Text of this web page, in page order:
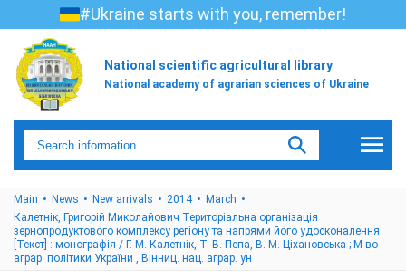
#Ukraine starts with you, remember!
National scientific agricultural library
National academy of agrarian sciences of Ukraine
Main News New arrivals 2014
March
Калетнік, Григорій Миколайович Територіальна організація
зернопродуктового комплексу регіону та напрями його удосконалення
[Текст] : монографія / Г. М. Калетнік, Т. В. Пепа, В. М. Ціхановська ; М-во
аграр. політики України , Вінниц. нац. аграр. ун